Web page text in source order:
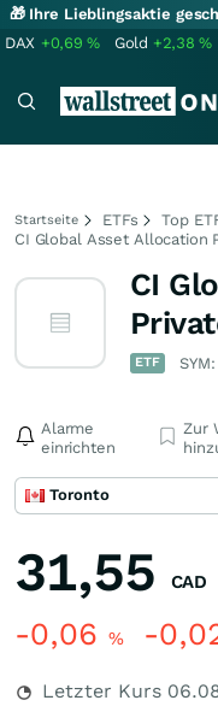
🎁 Ihre Lieblingsaktie
DAX +0,69% Gold +2,38%
Startseite ETFs
Top
CI Global Asset Allocation
CI
ETF SYM:
Alarme
einrichten
Zur
Toronto
31,55 CAD
-0,06 % -
Letzter Kurs